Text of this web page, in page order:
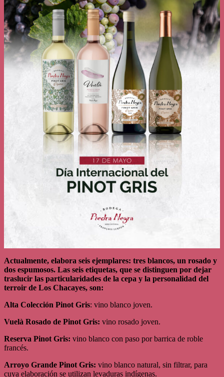
Actualmente, elabora seis ejemplares: tres blancos, un rosado y
dos espumosos. Las seis etiquetas, que se distinguen por dejar
traslucir las particularidades de la cepa y la personalidad del
terroir de Los Chacayes, son:
Alta Colección Pinot Gris: vino blanco joven.
Vuelà Rosado de Pinot Gris: vino rosado joven.
Reserva Pinot Gris: vino blanco con paso por barrica de roble
francés.
Arroyo Grande Pinot Gris: vino blanco natural, sin filtrar, para
cuya elaboración se utilizan levaduras indígenas.